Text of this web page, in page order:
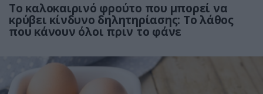
Το καλοκαιρινό φρούτο που μπορεί να
κρύβει κίνδυνο δηλητηρίασης: Το λάθος
που κάνουν όλοι πριν το φάνε